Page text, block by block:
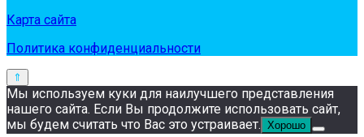
Карта сайта
Политика конфиденциальности
Мы используем куки для наилучшего представления
нашего сайта. Если Вы продолжите использовать сайт,
мы будем считать что Вас это устраивает. Хорошо